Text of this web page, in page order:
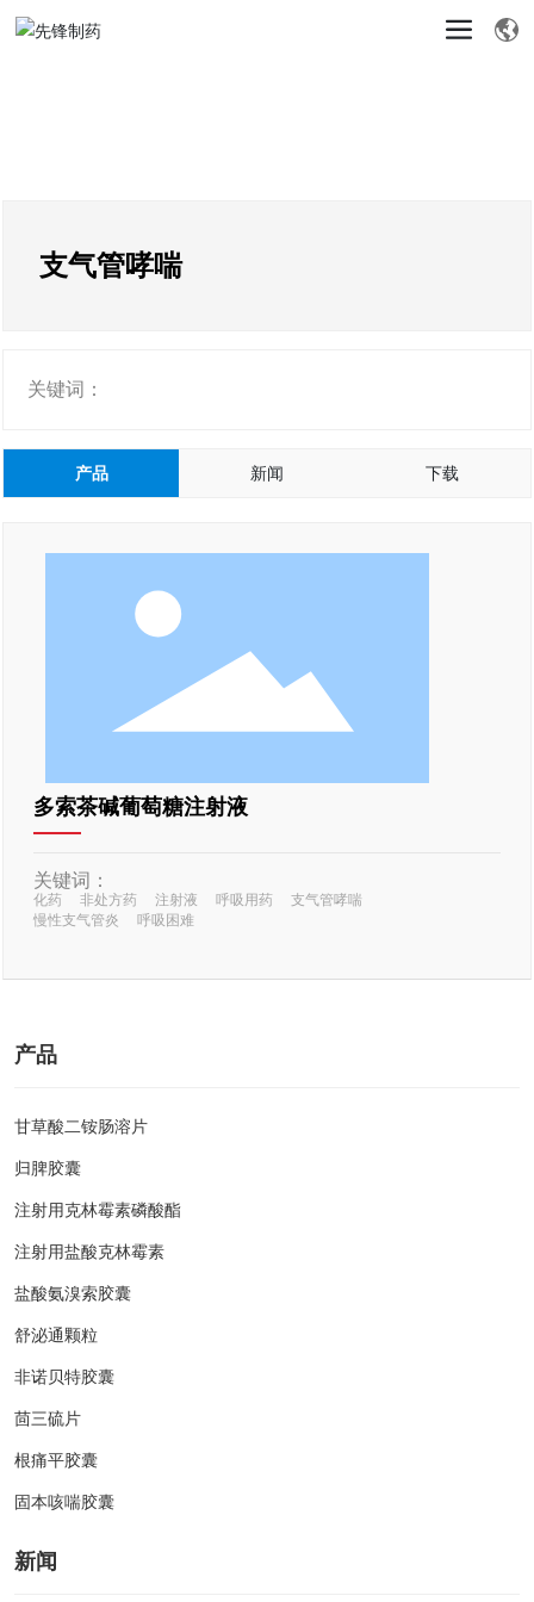
支气管哮喘
关键词：
产品 新闻 下载
多索茶碱葡萄糖注射液
关键词：
化药 非处方药 注射液 呼吸用药
支气管哮喘
慢性支气管炎
呼吸困难
产品
甘草酸二铵肠溶片
归脾胶囊
注射用克林霉素磷酸酯
注射用盐酸克林霉素
盐酸氨溴索胶囊
舒泌通颗粒
非诺贝特胶囊
茴三硫片
根痛平胶囊
固本咳喘胶囊
新闻